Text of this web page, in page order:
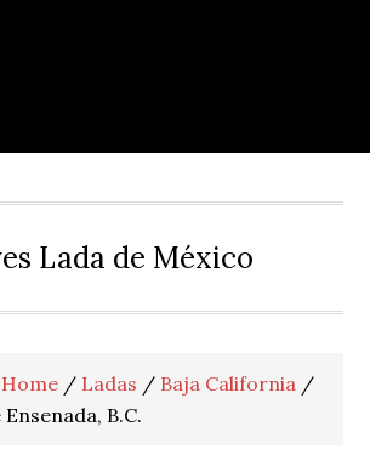
Lada de México
Home / Ladas / Baja California /
B.C.